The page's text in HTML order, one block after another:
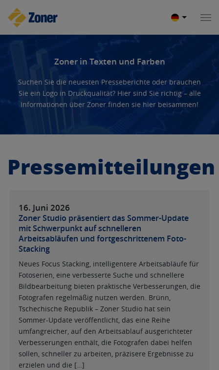
Zoner in Texten und Farben
Suchen Sie die neuesten Presseberichte oder brauchen
Sie ein Logo in Druckqualität? Hier sind Sie richtig – alle
Informationen über Zoner finden sie hier beisammen!
Pressemitteilungen
16. Juni 2026
Zoner Studio präsentiert das Sommer-Update
mit Schwerpunkt auf schnelleren
Arbeitsabläufen und fortgeschrittenem Foto-
Stacking
Neues Focus Stacking, intelligentere Arbeitsabläufe für
Fotoserien, eine verbesserte Suche und schnellere
Bildbearbeitung bieten praktische Verbesserungen, die
Fotografen regelmäßig nutzen werden. Brünn,
Tschechische Republik – Zoner Studio hat sein
Sommer-Update veröffentlicht, das eine Reihe
umfangreicher, auf den Arbeitsablauf ausgerichteter
Verbesserungen enthält, die Fotografen dabei helfen
sollen, schneller zu arbeiten, präzisere Ergebnisse zu
erzielen und die […]